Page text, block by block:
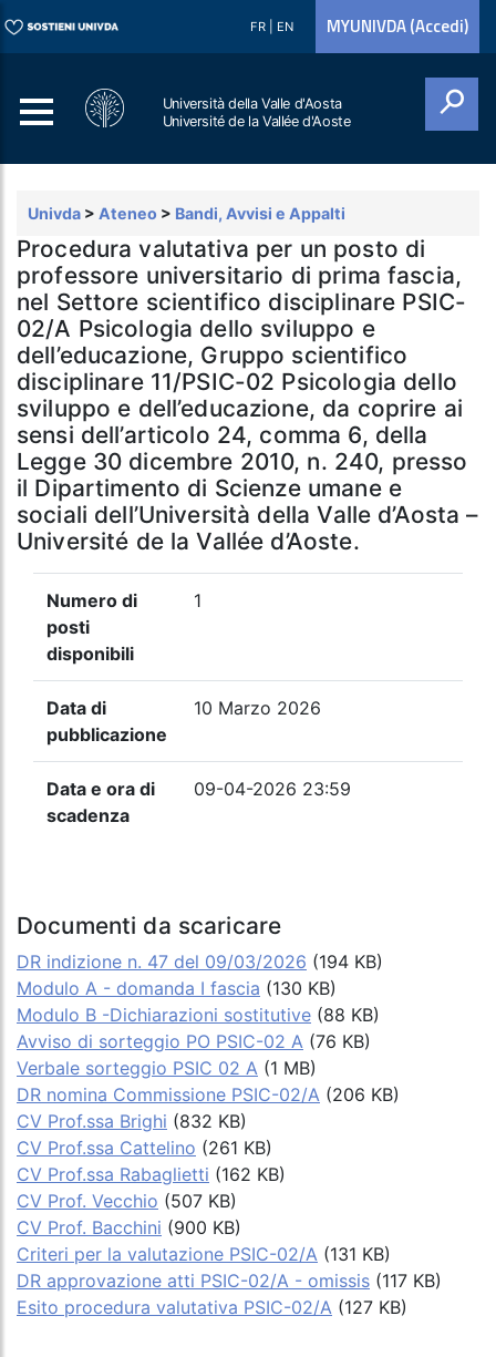
FR EN MYUNIVDA (Accedi)
Università della Valle d'Aosta
Université de la Vallée d'Aoste
Univda > Ateneo > Bandi, Avvisi e Appalti
Procedura valutativa per un posto di
professore universitario di prima fascia,
nel Settore scientifico disciplinare PSIC-
02/A Psicologia dello sviluppo e
dell’educazione, Gruppo scientifico
disciplinare 11/PSIC-02 Psicologia dello
sviluppo e dell’educazione, da coprire ai
sensi dell’articolo 24, comma 6, della
Legge 30 dicembre 2010, n. 240, presso
il Dipartimento di Scienze umane e
sociali dell’Università della Valle d’Aosta –
Université de la Vallée d’Aoste.
Numero di
posti
disponibili
1
Data di
pubblicazione
10 Marzo 2026
Data e ora di
scadenza
09-04-2026 23:59
Documenti da scaricare
DR indizione n. 47 del 09/03/2026 (194 KB)
Modulo A - domanda I fascia (130 KB)
Modulo B -Dichiarazioni sostitutive (88 KB)
Avviso di sorteggio PO PSIC-02 A (76 KB)
Verbale sorteggio PSIC 02 A (1 MB)
DR nomina Commissione PSIC-02/A (206 KB)
CV Prof.ssa Brighi (832 KB)
CV Prof.ssa Cattelino (261 KB)
CV Prof.ssa Rabaglietti (162 KB)
CV Prof. Vecchio (507 KB)
CV Prof. Bacchini (900 KB)
Criteri per la valutazione PSIC-02/A (131 KB)
DR approvazione atti PSIC-02/A - omissis (117 KB)
Esito procedura valutativa PSIC-02/A (127 KB)